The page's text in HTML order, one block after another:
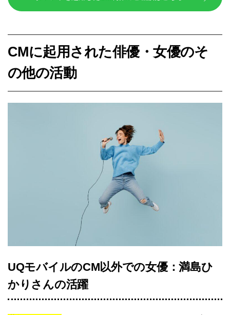
CMに起用された俳優・女優のそ
の他の活動
UQモバイルのCM以外での女優：満島ひ
かりさんの活躍